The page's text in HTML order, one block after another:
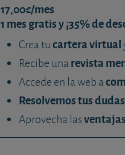
17,00€/mes
1 mes gratis y ¡35% de
Crea tucartera virtual
Recibe unarevista
Accede en la web a
Resolvemos tus dudas
Aprovecha las